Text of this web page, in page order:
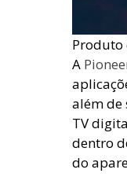
Produto
A
além de
TV
dentro
do